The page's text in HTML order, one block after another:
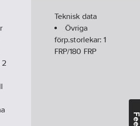
2
Teknisk data
Övriga
förp.storlekar:1
FRP/180 FRP